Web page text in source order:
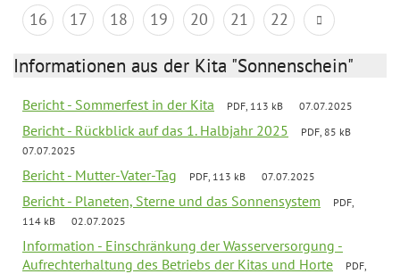
16
17 18 19 20 21 22
Informationen aus der Kita "Sonnenschein"
Bericht - Sommerfest in der Kita PDF, 113 kB 07.07.2025
Bericht - Rückblick auf das 1. Halbjahr 2025
PDF, 85 kB
07.07.2025
Bericht - Mutter-Vater-Tag PDF, 113 kB 07.07.2025
Bericht - Planeten, Sterne und das Sonnensystem
PDF,
114 kB
02.07.2025
Information - Einschränkung der Wasserversorgung -
Aufrechterhaltung des Betriebs der Kitas und Horte
PDF,